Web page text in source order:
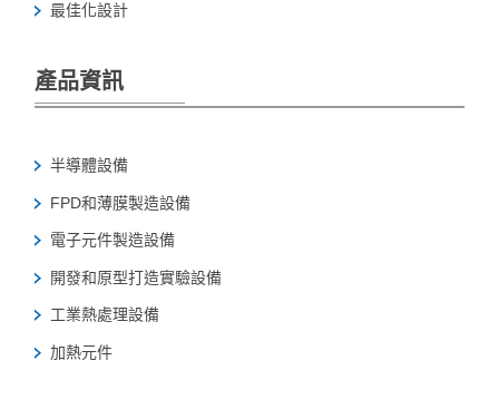
最佳化設計
產品資訊
半導體設備
FPD和薄膜製造設備
電子元件製造設備
開發和原型打造實驗設備
工業熱處理設備
加熱元件